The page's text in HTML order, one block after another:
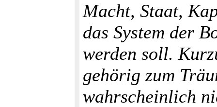
Macht, Staat,
das System der
werden soll.
gehörig zum
wahrscheinlich